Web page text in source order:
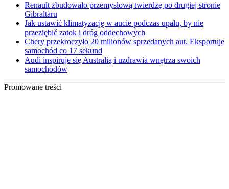
Renault zbudowało przemysłową twierdzę po drugiej stronie
Gibraltaru
Jak ustawić klimatyzację w aucie podczas upału, by nie
przeziębić zatok i dróg oddechowych
Chery przekroczyło 20 milionów sprzedanych aut. Eksportuje
samochód co 17 sekund
Audi inspiruje się Australią i uzdrawia wnętrza swoich
samochodów
Promowane treści